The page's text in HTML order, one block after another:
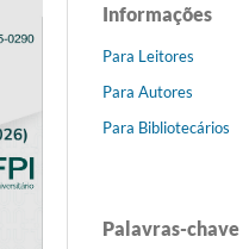
Informações
Para Leitores
Para Autores
Para Bibliotecários
Palavras-chave